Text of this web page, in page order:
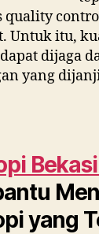
quality
Untuk itu,
dijaga
yang
yang